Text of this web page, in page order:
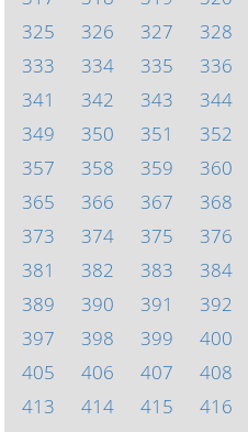
325
326 327 328
333
334 335 336
341
342 343 344
349
350 351 352
357
358 359 360
365
366 367 368
373
374 375 376
381
382 383 384
389
390 391 392
397
398 399 400
405
406 407 408
413
414 415 416